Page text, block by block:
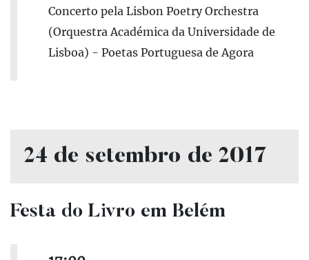
Concerto pela Lisbon Poetry Orchestra
(Orquestra Académica da Universidade de
Lisboa) - Poetas Portuguesa de Agora
24 de setembro de 2017
Festa do Livro em Belém